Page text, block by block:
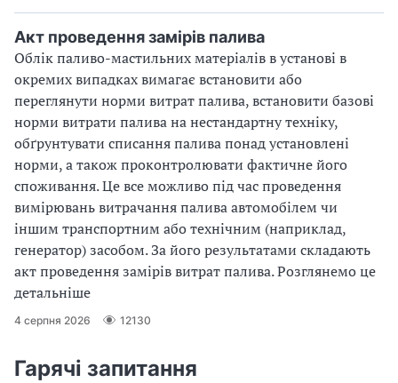
Акт проведення замірів палива
Облік паливо-мастильних матеріалів в установі в
окремих випадках вимагає встановити або
переглянути норми витрат палива, встановити базові
норми витрати палива на нестандартну техніку,
обґрунтувати списання палива понад установлені
норми, а також проконтролювати фактичне його
споживання. Це все можливо під час проведення
вимірювань витрачання палива автомобілем чи
іншим транспортним або технічним (наприклад,
генератор) засобом. За його результатами складають
акт проведення замірів витрат палива. Розглянемо це
детальніше
4 серпня 2026 12130
Гарячі запитання